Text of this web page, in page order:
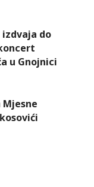
izdvaja do
u Gnojnici
Mjesne